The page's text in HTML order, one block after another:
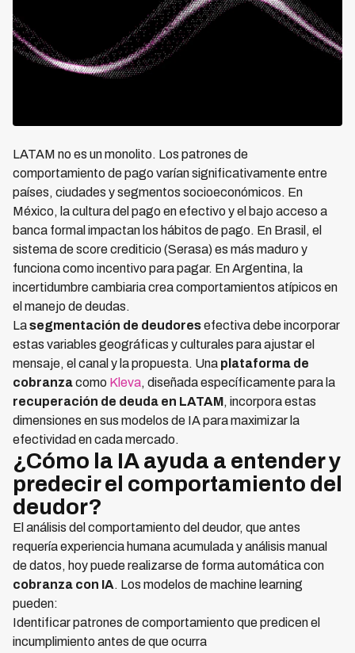
LATAM no es un monolito. Los patrones de
comportamiento de pago varían significativamente entre
países, ciudades y segmentos socioeconómicos. En
México, la cultura del pago en efectivo y el bajo acceso a
banca formal impactan los hábitos de pago. En Brasil, el
sistema de score crediticio (Serasa) es más maduro y
funciona como incentivo para pagar. En Argentina, la
incertidumbre cambiaria crea comportamientos atípicos en
el manejo de deudas.
Lasegmentación de deudoresefectiva debe incorporar
estas variables geográficas y culturales para ajustar el
mensaje, el canal y la propuesta. Una plataforma de
cobranzacomo Kleva, diseñada específicamente para la
recuperación de deuda en LATAM , incorpora estas
dimensiones en sus modelos de IA para maximizar la
efectividad en cada mercado.
¿Cómo la IA ayuda a entender y
predecir el comportamiento del
deudor?
El análisis del comportamiento del deudor, que antes
requería experiencia humana acumulada y análisis manual
de datos, hoy puede realizarse de forma automática con
cobranza con IA. Los modelos de machine learning
pueden:
Identificar patrones de comportamiento que predicen el
incumplimiento antes de que ocurra